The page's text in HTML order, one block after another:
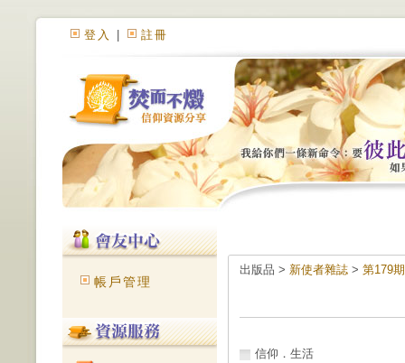
登入 註冊
帳戶管理
出版品 > 新使者雜誌 > 第179
信仰．生活